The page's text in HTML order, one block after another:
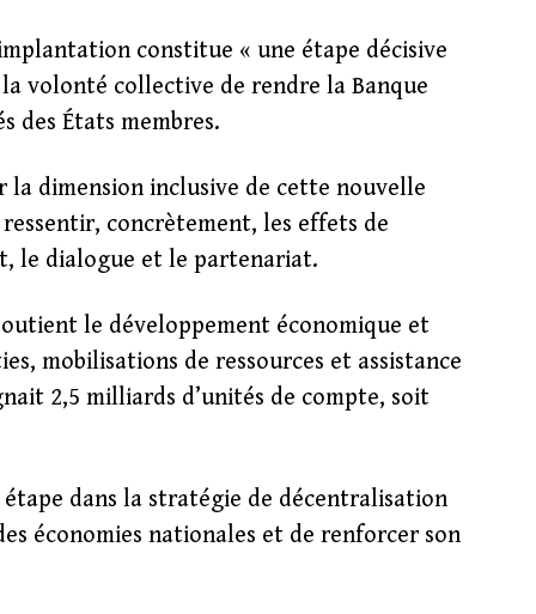
constitue « une étape décisive
volonté collective de rendre la Banque
des États membres.
la dimension inclusive de cette nouvelle
concrètement, les effets de
le dialogue et le partenariat.
le développement économique et
mobilisations de ressources et assistance
2,5 milliards d’unités de compte, soit
dans la stratégie de décentralisation
économies nationales et de renforcer son